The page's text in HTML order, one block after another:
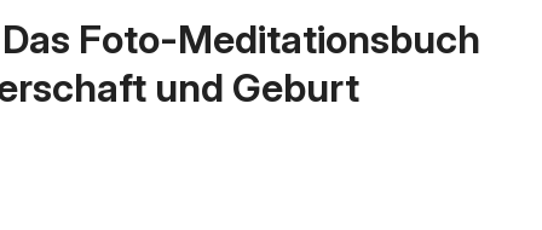
Foto-Meditationsbuch
und Geburt